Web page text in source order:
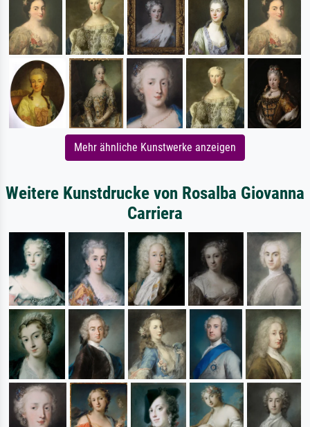
Mehr ähnliche Kunstwerke anzeigen
Weitere Kunstdrucke von Rosalba Giovanna
Carriera